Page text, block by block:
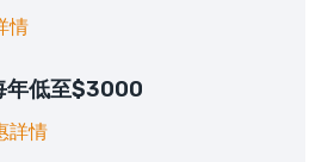
情
年低至$3000
詳情